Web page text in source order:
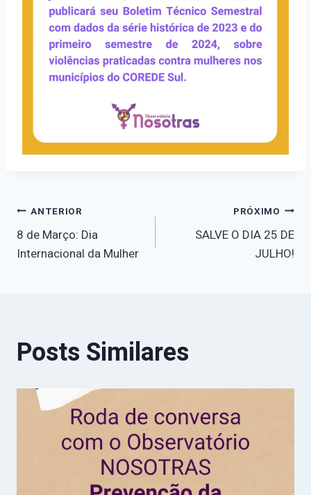
Navegação
de
ANTERIOR
8 de Março: Dia
Internacional da Mulher
PRÓXIMO
SALVE O DIA 25 DE
JULHO!
Posts Similares